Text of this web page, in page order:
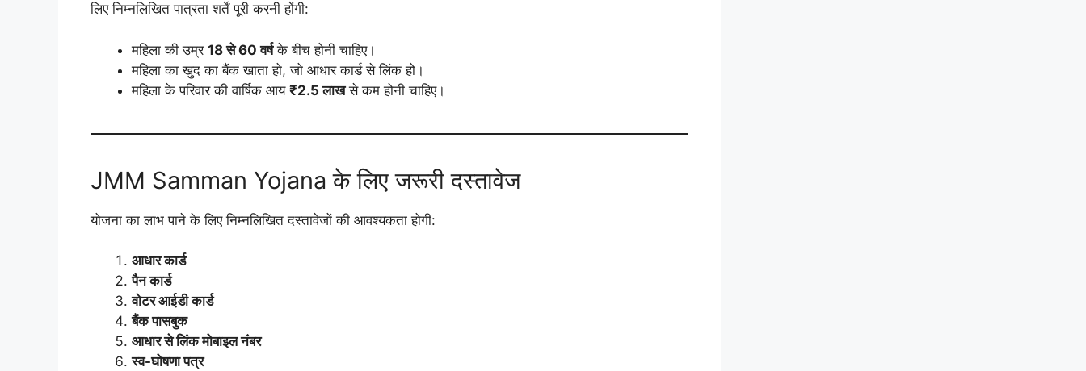
लिए निम्नलिखित पात्रता शर्तें पूरी करनी होंगी:
महिला की उम्र 18 से 60 वर्षके बीच होनी चाहिए।
महिला का खुद का बैंक खाता हो, जो आधार कार्ड से लिंक हो।
महिला के परिवार की वार्षिक आय ₹2.5 लाखसे कम होनी चाहिए।
JMM Samman Yojana के लिए जरूरी दस्तावेज
योजना का लाभ पाने के लिए निम्नलिखित दस्तावेजों की आवश्यकता होगी:
आधार कार्ड
पैन कार्ड
वोटर आईडी कार्ड
बैंक पासबुक
आधार से लिंक मोबाइल नंबर
स्व-घोषणा पत्र